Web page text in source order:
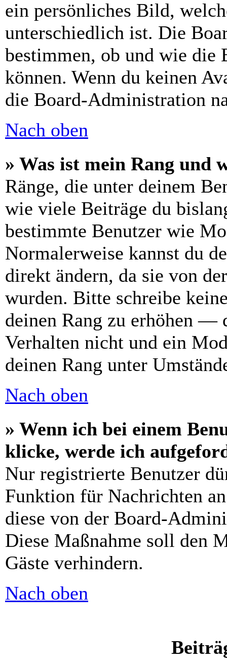
ein persönliches Bild,
unterschiedlich ist. Die
bestimmen, ob und wie die
können. Wenn du keinen
die Board-Administration
Nach oben
» Was ist mein Rang und
Ränge, die unter deinem
wie viele Beiträge du
bestimmte Benutzer wie
Normalerweise kannst du
direkt ändern, da sie von
wurden. Bitte schreibe
deinen Rang zu erhöhen —
Verhalten nicht und ein
deinen Rang unter
Nach oben
» Wenn ich bei einem
klicke, werde ich
Nur registrierte Benutzer
Funktion für Nachrichten
diese von der Board-
Diese Maßnahme soll den
Gäste verhindern.
Nach oben